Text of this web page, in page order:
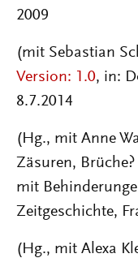
2009
(mit Sebastian
Version: 1.0, in:
8.7.2014
(Hg., mit Anne
Zäsuren,
mit
Zeitgeschichte,
(Hg., mit Alexa